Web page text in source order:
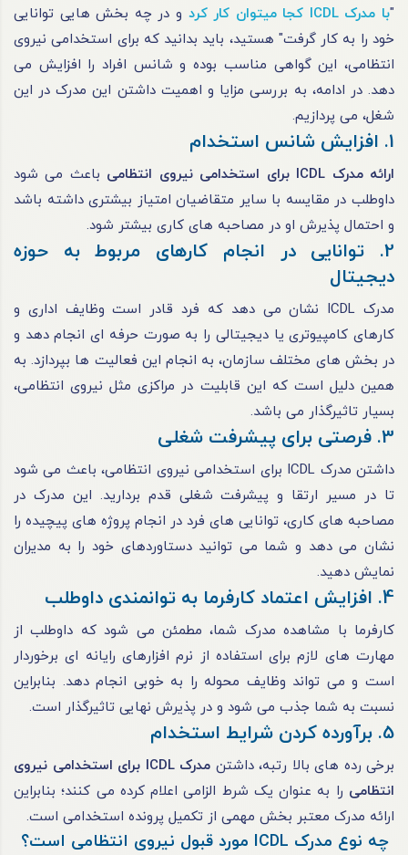
"با مدرک ICDL کجا میتوان کار کرد
و در چه بخش هایی توانایی
خود را به کار گرفت" هستید، باید بدانید که برای استخدامی نیروی
انتظامی، این گواهی مناسب بوده و شانس افراد را افزایش می
دهد. در ادامه، به بررسی مزایا و اهمیت داشتن این مدرک در این
شغل، می پردازیم.
1. افزایش شانس استخدام
ارائه مدرک ICDL برای استخدامی نیروی انتظامی
باعث می شود
داوطلب در مقایسه با سایر متقاضیان امتیاز بیشتری داشته باشد
و احتمال پذیرش او در مصاحبه های کاری بیشتر شود.
2. توانایی در انجام کارهای مربوط به حوزه
دیجیتال
مدرک ICDL نشان می دهد که فرد قادر است وظایف اداری و
کارهای کامپیوتری یا دیجیتالی را به صورت حرفه ای انجام دهد و
در بخش های مختلف سازمان، به انجام این فعالیت ها بپردازد. به
همین دلیل است که این قابلیت در مراکزی مثل نیروی انتظامی،
بسیار تاثیرگذار می باشد.
3. فرصتی برای پیشرفت شغلی
داشتن مدرک ICDL برای استخدامی نیروی انتظامی، باعث می شود
تا در مسیر ارتقا و پیشرفت شغلی قدم بردارید. این مدرک در
مصاحبه های کاری، توانایی های فرد در انجام پروژه های پیچیده را
نشان می دهد و شما می توانید دستاوردهای خود را به مدیران
نمایش دهید.
4. افزایش اعتماد کارفرما به توانمندی داوطلب
کارفرما با مشاهده مدرک شما، مطمئن می شود که داوطلب از
مهارت های لازم برای استفاده از نرم افزارهای رایانه ای برخوردار
است و می تواند وظایف محوله را به خوبی انجام دهد. بنابراین
نسبت به شما جذب می شود و در پذیرش نهایی تاثیرگذار است.
5. برآورده کردن شرایط استخدام
برخی رده های بالا رتبه، داشتن
مدرک ICDL برای استخدامی نیروی
انتظامی را به عنوان یک شرط الزامی اعلام کرده می کنند؛ بنابراین
ارائه مدرک معتبر بخش مهمی از تکمیل پرونده استخدامی است.
چه نوع مدرک ICDL مورد قبول نیروی انتظامی است؟